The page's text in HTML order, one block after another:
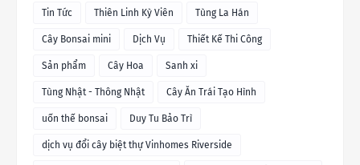
Tin Tức Thiên Linh Kỳ Viên Tùng La Hán
Cây Bonsai mini Dịch Vụ Thiết Kế Thi Công
Sản phẩm Cây Hoa Sanh xi
Tùng Nhật - Thông Nhật Cây Ăn Trái Tạo Hình
uốn thế bonsai Duy Tu Bảo Trì
dịch vụ đổi cây biệt thự Vinhomes Riverside